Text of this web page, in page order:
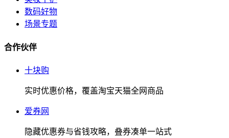
数码好物
场景专题
合作伙伴
十块购
实时优惠价格，覆盖淘宝天猫全网商品
爱券网
隐藏优惠券与省钱攻略，叠券凑单一站式